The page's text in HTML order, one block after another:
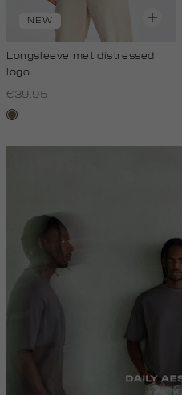
NEW
Longsleeve met distressed
logo
€39.95
lichtbruin